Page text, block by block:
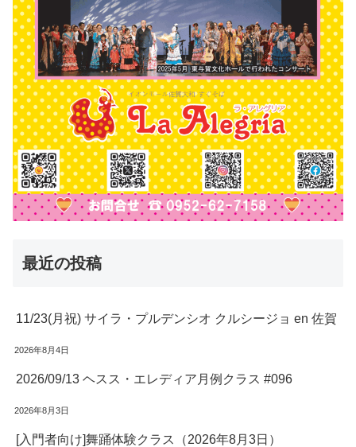
最近の投稿
11/23(月祝) サイラ・プルデンシオ クルシージョ en 佐賀
2026年8月4日
2026/09/13 ヘスス・エレディア月例クラス #096
2026年8月3日
[入門者向け]舞踊体験クラス（2026年8月3日）